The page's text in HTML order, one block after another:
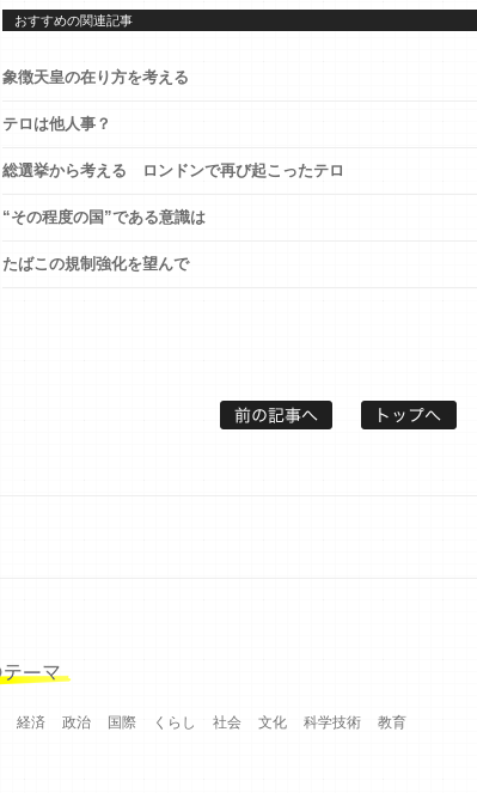
おすすめの関連記事
象徴天皇の在り方を考える
テロは他人事？
総選挙から考える ロンドンで再び起こったテロ
“その程度の国”である意識は
たばこの規制強化を望んで
経済 政治 国際 くらし 社会 文化 科学技術 教育